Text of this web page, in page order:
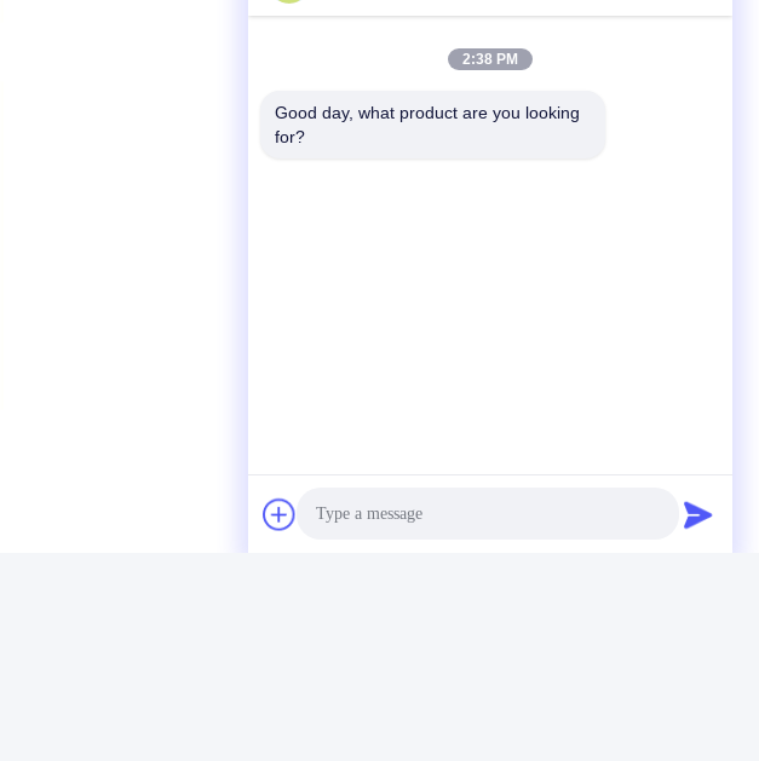
2:38 PM
Good day, what product are you looking
for?